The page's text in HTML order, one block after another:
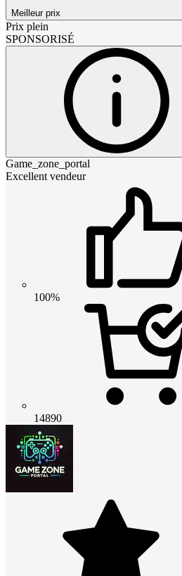
Meilleur prix
Prix plein
SPONSORISÉ
Game_zone_portal
Excellent vendeur
100%
14890